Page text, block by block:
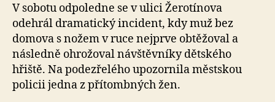
V sobotu odpoledne se v ulici Žerotínova
odehrál dramatický incident, kdy muž bez
domova s nožem v ruce nejprve obtěžoval a
následně ohrožoval návštěvníky dětského
hřiště. Na podezřelého upozornila městskou
policii jedna z přítombných žen.